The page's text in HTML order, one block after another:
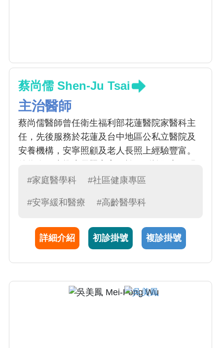
蔡尚儒 Shen-Ju Tsai
主治醫師
蔡尚儒醫師曾任衛生福利部花蓮醫院家醫科主
任，先後服務於花蓮及台中地區公私立醫院及
安養機構，安寧照顧及老人長照上經驗豐富。
交通大學公共衛生研究所進修，並設有粉絲專
谷伴行」。於各式急慢性疾病診斷、旅遊諮
#家庭醫學科 #社區健康專區
#安寧緩和醫療 #高齡醫學科
詳細介紹 初診掛號 複診掛號